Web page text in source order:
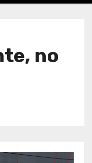
no